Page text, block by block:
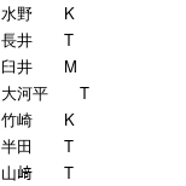
水野 K
長井 T
臼井 M
大河平 T
竹崎 K
半田 T
山﨑 T